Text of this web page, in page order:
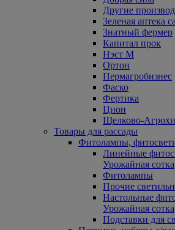
Другие
Зеленая аптека
Знатный фермер
Капитал прок
Нэст М
Ортон
Пермагробизнес
Фаско
Фертика
Цион
Щелково-
Товары для рассады
Фитолампы,
Линейные
Урожайная сотка
Фитолампы
Прочие
Настольные
Урожайная сотка
Подставки для